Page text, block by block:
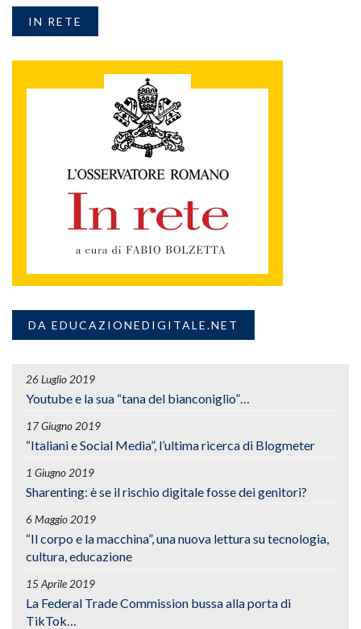
IN RETE
DA EDUCAZIONEDIGITALE.NET
26 Luglio 2019
Youtube e la sua “tana del bianconiglio”…
17 Giugno 2019
“Italiani e Social Media”, l’ultima ricerca di Blogmeter
1 Giugno 2019
Sharenting: è se il rischio digitale fosse dei genitori?
6 Maggio 2019
“Il corpo e la macchina”, una nuova lettura su tecnologia,
cultura, educazione
15 Aprile 2019
La Federal Trade Commission bussa alla porta di
TikTok…